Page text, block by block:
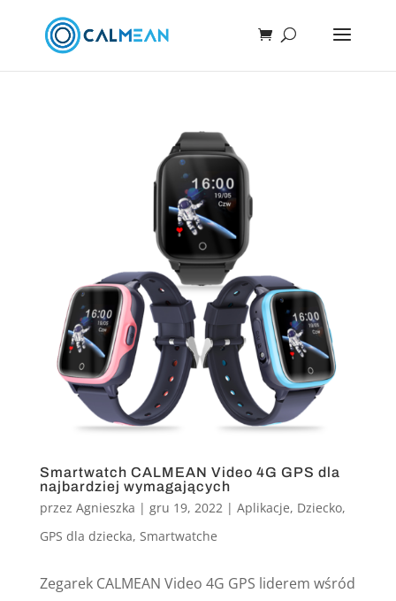
Smartwatch CALMEAN Video 4G GPS dla
najbardziej wymagających
przez Agnieszka | gru 19, 2022| Aplikacje, Dziecko,
GPS dla dziecka, Smartwatche
Zegarek CALMEAN Video 4G GPS liderem wśród